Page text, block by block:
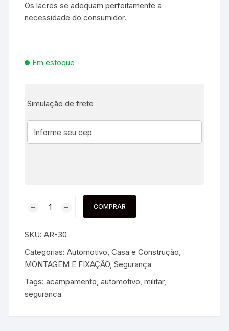
Os lacres se adequam perfeitamente a
necessidade do consumidor.
Em estoque
Simulação de frete
COMPRAR
SKU:AR-30
Categorias:Automotivo,Casa e Construção,
MONTAGEM E FIXAÇÃO,Segurança
Tags:acampamento,automotivo,militar,
seguranca